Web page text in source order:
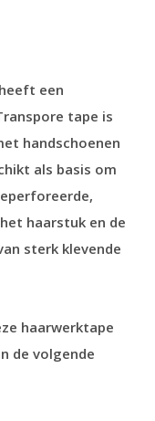
een
tape is
handschoenen
als basis om
haarstuk en de
sterk klevende
haarwerktape
de volgende